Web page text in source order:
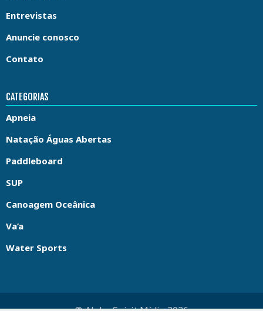
Entrevistas
Anuncie conosco
Contato
CATEGORIAS
Apneia
Natação Águas Abertas
Paddleboard
SUP
Canoagem Oceânica
Va’a
Water Sports